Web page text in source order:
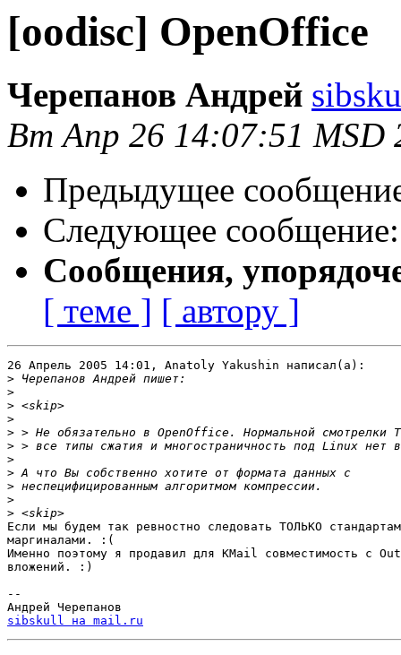
[oodisc] OpenOffice
Черепанов Андрей
Вт Апр 26 14:07:51 MSD
Предыдущее
Следующее
Сообщения,
[ теме ] [ автору ]
26 Апрель 2005 14:01, Anatoly Yakushin написал(а):
>
>
>
>
>
>
>
>
>
>
>
Если мы будем так ревностно следовать ТОЛЬКО
маргиналами. :(
Именно поэтому я продавил для KMail совместимость с
вложений. :)
--
sibskull на mail.ru